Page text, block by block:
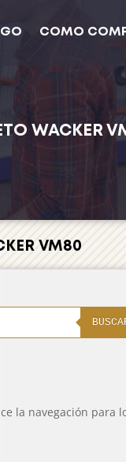
COMO
WACKER
VM80
la navegación para